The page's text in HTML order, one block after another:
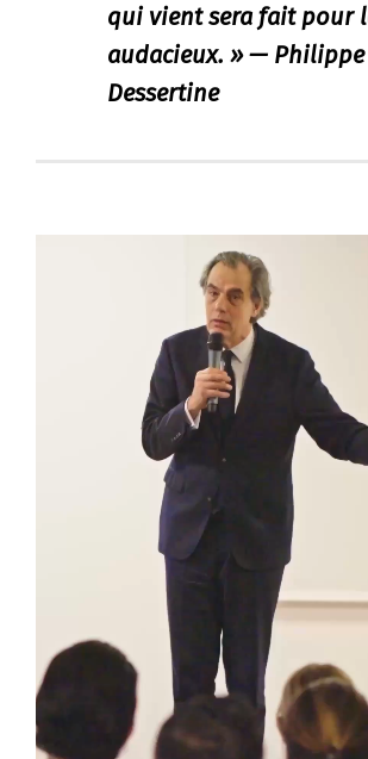
qui vient sera fait pour
audacieux. » — Philippe
Dessertine